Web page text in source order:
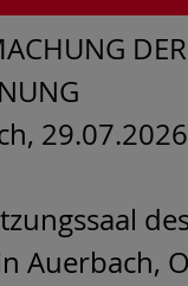
DER
Auerbach,